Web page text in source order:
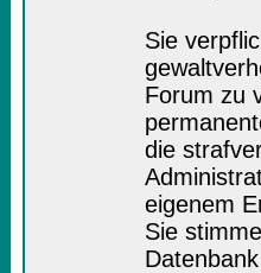
Sie
Forum zu
die
eigenem
Sie